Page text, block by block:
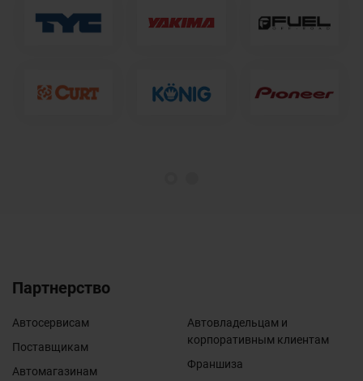
Партнерство
Автосервисам
Поставщикам
Автомагазинам
Автовладельцам и
корпоративным клиентам
Франшиза